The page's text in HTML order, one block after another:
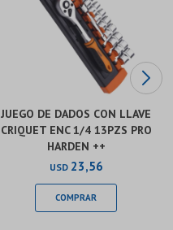
JUEGO DE DADOS CON LLAVE
CRIQUET ENC 1/4 13PZS PRO
HARDEN ++
USD 23,56